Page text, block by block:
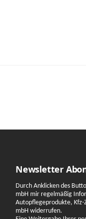
Newsletter
Durch Anklicken des
mbH mir regelmäßig
Autopflegeprodukte, Kfz-
mbH widerrufen.